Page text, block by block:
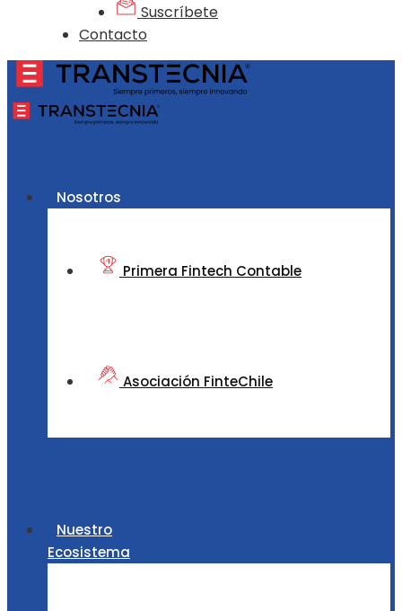
Suscríbete
Contacto
Nosotros
Primera Fintech Contable
Asociación FinteChile
Nuestro
Ecosistema